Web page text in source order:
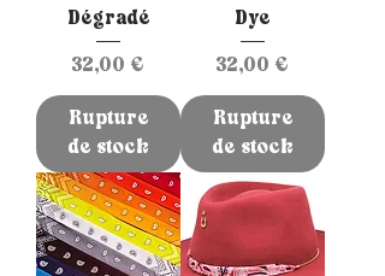
Dégradé
Prix
32,00 €
Rupture
de stock
Dye
Prix
32,00 €
Rupture
de stock